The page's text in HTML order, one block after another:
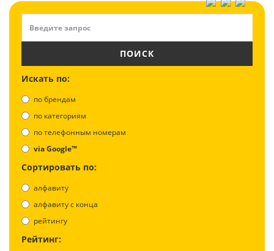
ПОИСК
Искать по:
по брендам
по категориям
по телефонным номерам
via Google™
Сортировать по:
алфавиту
aлфавиту с конца
рейтингу
Рейтинг: